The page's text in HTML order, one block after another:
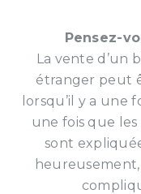
Pensez-
La vente d’un
étranger peut
lorsqu’il y a une
une fois que
sont
heureusement,